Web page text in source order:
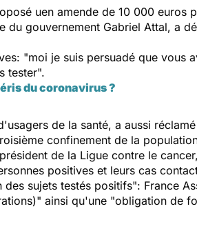
uen amende de 10 000 euros
gouvernement Gabriel Attal, a
"moi je suis persuadé que vous
tester".
du coronavirus ?
de la santé, a aussi
confinement de la
de la Ligue contre le
positives et leurs cas
sujets testés positifs": France
ainsi qu'une "obligation de